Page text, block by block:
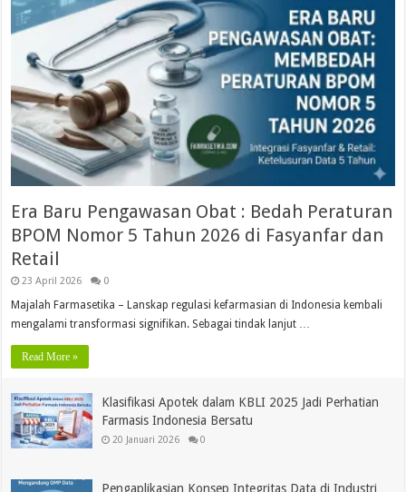
Era Baru Pengawasan Obat : Bedah Peraturan
BPOM Nomor 5 Tahun 2026 di Fasyanfar dan
Retail
23 April 2026 0
Majalah Farmasetika – Lanskap regulasi kefarmasian di Indonesia kembali
mengalami transformasi signifikan. Sebagai tindak lanjut …
Read More »
Klasifikasi Apotek dalam KBLI 2025 Jadi Perhatian
Farmasis Indonesia Bersatu
20 Januari 2026 0
Pengaplikasian Konsep Integritas Data di Industri